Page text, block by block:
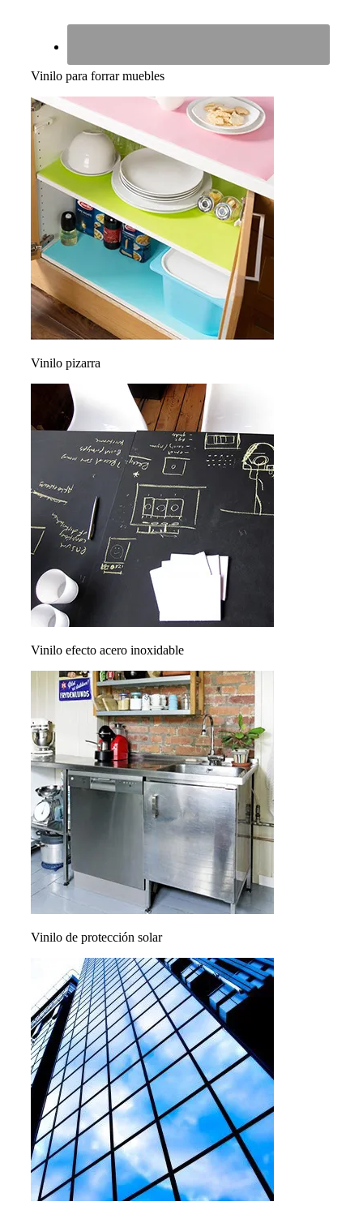
Vinilo para forrar muebles
Vinilo pizarra
Vinilo efecto acero inoxidable
Vinilo de protección solar